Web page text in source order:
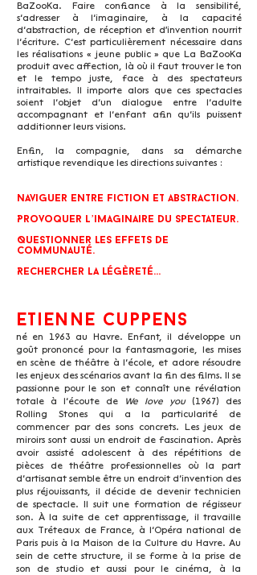
BaZooKa. Faire confiance à la sensibilité,
s’adresser à l’imaginaire, à la capacité
d’abstraction, de réception et d'invention nourrit
l’écriture. C’est particulièrement nécessaire dans
les réalisations « jeune public » que La BaZooKa
produit avec affection, là où il faut trouver le ton
et le tempo juste, face à des spectateurs
intraitables. Il importe alors que ces spectacles
soient l’objet d’un dialogue entre l’adulte
accompagnant et l’enfant afin qu’ils puissent
additionner leurs visions.
Enfin, la compagnie, dans sa démarche
artistique revendique les directions suivantes :
Naviguer entre fiction et abstraction.
Provoquer l’imaginaire du spectateur.
Questionner les effets de
communauté.
Rechercher la légèreté...
Etienne Cuppens
né en 1963 au Havre. Enfant, il développe un
goût prononcé pour la fantasmagorie, les mises
en scène de théâtre à l’école, et adore résoudre
les enjeux des scénarios avant la fin des films. Il se
passionne pour le son et connaît une révélation
totale à l’écoute de
We love you (1967) des
Rolling Stones qui a la particularité de
commencer par des sons concrets. Les jeux de
miroirs sont aussi un endroit de fascination. Après
avoir assisté adolescent à des répétitions de
pièces de théâtre professionnelles où la part
d’artisanat semble être un endroit d’invention des
plus réjouissants, il décide de devenir technicien
de spectacle. Il suit une formation de régisseur
son. À la suite de cet apprentissage, il travaille
aux Tréteaux de France, à l’Opéra national de
Paris puis à la Maison de la Culture du Havre. Au
sein de cette structure, il se forme à la prise de
son de studio et aussi pour le cinéma, à la